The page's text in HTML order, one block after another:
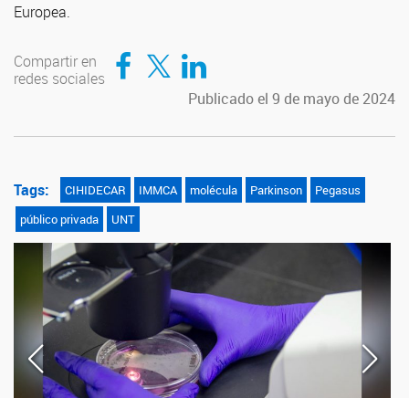
Europea.
Compartir en
redes sociales
Compartir en Facebook
Compartir en TwitterCompartir en LinkedIn
Publicado el 9 de mayo de 2024
Tags: CIHIDECAR IMMCA molécula Parkinson
Pegasus
público privada
UNT